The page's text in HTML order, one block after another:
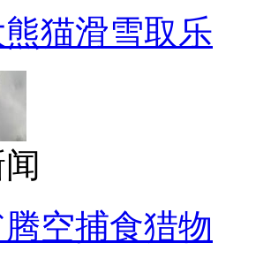
猫滑雪取乐
空捕食猎物